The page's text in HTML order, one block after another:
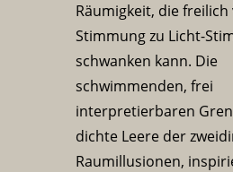
Räumigkeit, die freilich
Stimmung zu Licht-
schwanken kann. Die
schwimmenden, frei
interpretierbaren
dichte Leere der
Raumillusionen,